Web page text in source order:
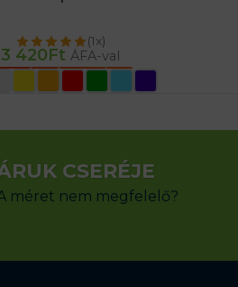
(1x)
3 420Ft ÁFA-val
OPCIÓK VÁLASZTÁSA
CSERÉJE
méret nem megfelelő?